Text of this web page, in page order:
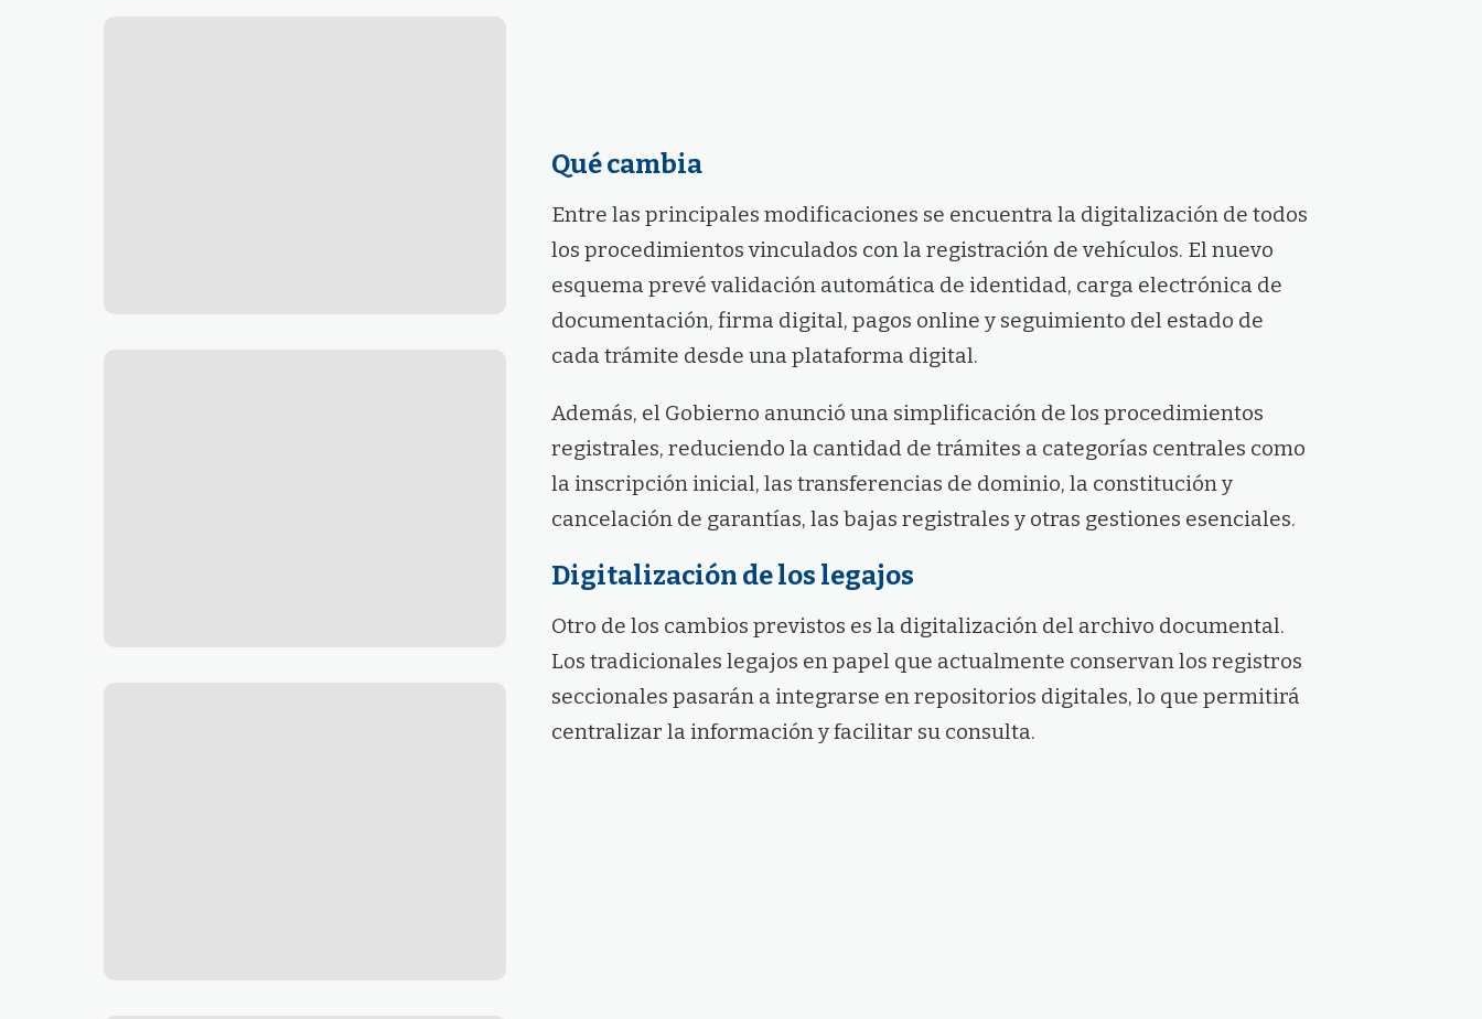
Qué cambia
Entre las principales modificaciones se encuentra la digitalización de todos
los procedimientos vinculados con la registración de vehículos. El nuevo
esquema prevé validación automática de identidad, carga electrónica de
documentación, firma digital, pagos online y seguimiento del estado de
cada trámite desde una plataforma digital.
Además, el Gobierno anunció una simplificación de los procedimientos
registrales, reduciendo la cantidad de trámites a categorías centrales como
la inscripción inicial, las transferencias de dominio, la constitución y
cancelación de garantías, las bajas registrales y otras gestiones esenciales.
Digitalización de los legajos
Otro de los cambios previstos es la digitalización del archivo documental.
Los tradicionales legajos en papel que actualmente conservan los registros
seccionales pasarán a integrarse en repositorios digitales, lo que permitirá
centralizar la información y facilitar su consulta.